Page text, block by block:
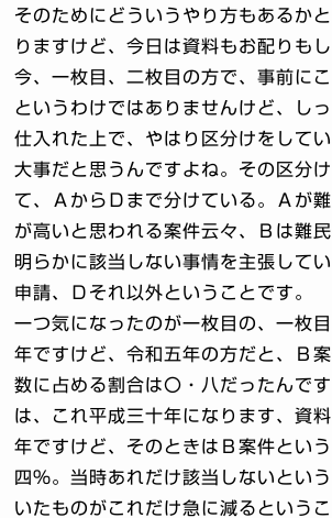
そのためにどういうやり方もあるか
りますけど、今日は資料もお配りもし
今、一枚目、二枚目の方で、事前に
というわけではありませんけど、し
仕入れた上で、やはり区分けをして
大事だと思うんですよね。その区分
て、ＡからＤまで分けている。Ａが
が高いと思われる案件云々、Ｂは難
明らかに該当しない事情を主張して
申請、Ｄそれ以外ということです。
一つ気になったのが一枚目の、一枚
年ですけど、令和五年の方だと、Ｂ
数に占める割合は〇・八だったんで
は、これ平成三十年になります、資
年ですけど、そのときはＢ案件という
四％。当時あれだけ該当しないとい
いたものがこれだけ急に減るという